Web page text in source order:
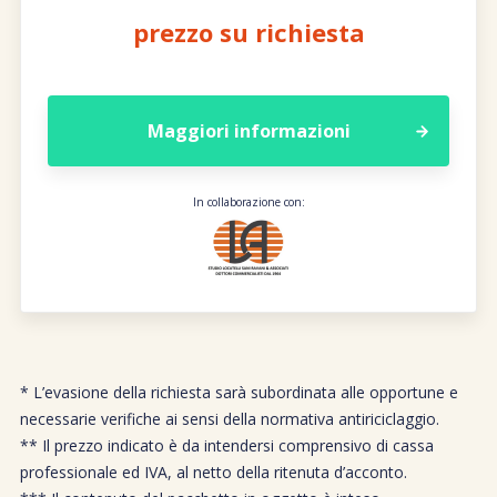
prezzo su richiesta
Maggiori informazioni
In collaborazione con:
* L’evasione della richiesta sarà subordinata alle opportune e
necessarie verifiche ai sensi della normativa antiriciclaggio.
** Il prezzo indicato è da intendersi comprensivo di cassa
professionale ed IVA, al netto della ritenuta d’acconto.